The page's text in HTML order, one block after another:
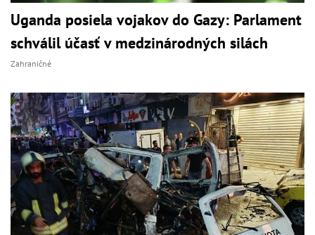
Uganda posiela vojakov do Gazy: Parlament
schválil účasť v medzinárodných silách
Zahraničné